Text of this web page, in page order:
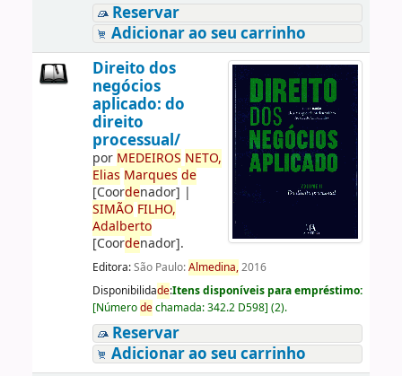
Reservar
Adicionar ao seu carrinho
Direito dos
negócios
aplicado: do
direito
processual/
por MEDEIROS NETO,
Elias Marques de
[Coordenador] |
SIMÃO FILHO,
Adalberto
[Coordenador].
Editora:São Paulo:Almedina,2016
Disponibilidade:Itens disponíveis para empréstimo:
[Númerodechamada:342.2 D598] (2).
Reservar
Adicionar ao seu carrinho